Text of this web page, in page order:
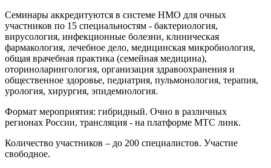
Семинары аккредитуются в системе НМО для очных
участников по 15 специальностям - бактериология,
вирусология, инфекционные болезни, клиническая
фармакология, лечебное дело, медицинская микробиология,
общая врачебная практика (семейная медицина),
оториноларингология, организация здравоохранения и
общественное здоровье, педиатрия, пульмонология, терапия,
урология, хирургия, эпидемиология.
Формат мероприятия: гибридный. Очно в различных
регионах России, трансляция - на платформе МТС линк.
Количество участников – до 200 специалистов. Участие
свободное.